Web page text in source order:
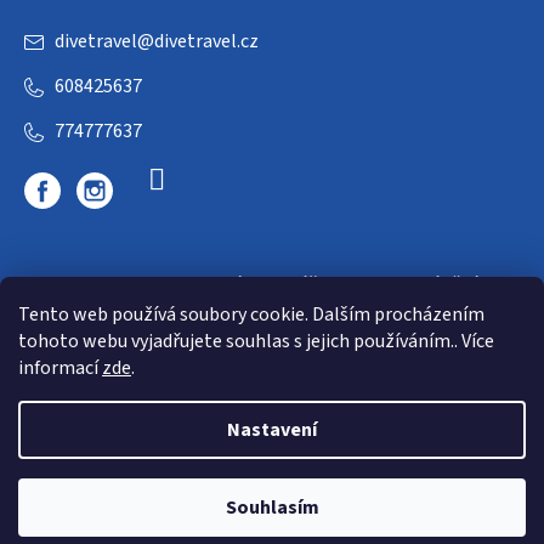
Tento web používá soubory cookie. Dalším procházením
tohoto webu vyjadřujete souhlas s jejich používáním.. Více
informacízde.
Nastavení
Souhlasím
divetravel@divetravel.cz
608425637
774777637
DIVETRAVEL - cestovní kancelář - cesty za potápěním
Shoptet |mime digital
Copyright 2026E-dive. Všechna práva vyhrazena.